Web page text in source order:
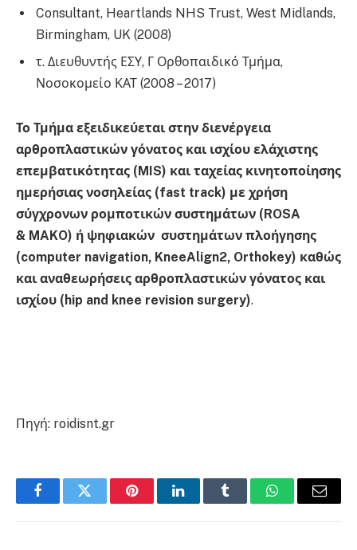
Consultant, Heartlands NHS Trust, West Midlands,
Birmingham, UK (2008)
τ. Διευθυντής ΕΣΥ, Γ Ορθοπαιδικό Τμήμα,
Νοσοκομείο ΚΑΤ (2008 – 2017)
Το Τμήμα εξειδικεύεται στην διενέργεια
αρθροπλαστικών γόνατος και ισχίου ελάχιστης
επεμβατικότητας (MIS) και ταχείας κινητοποίησης
ημερήσιας νοσηλείας (fast track) με χρήση
σύγχρονων ρομποτικών συστημάτων (ROSA
& MAKO) ή ψηφιακών συστημάτων πλοήγησης
(computer navigation, KneeAlign2, Orthokey) καθώς
και αναθεωρήσεις αρθροπλαστικών γόνατος και
ισχίου (hip and knee revision surgery).
Πηγή: roidisnt.gr
FacebookTwitter PinterestLinkedInTumblr WhatsAppEmail